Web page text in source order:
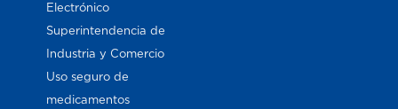
Electrónico
Superintendencia de
Industria y Comercio
Uso seguro de
medicamentos